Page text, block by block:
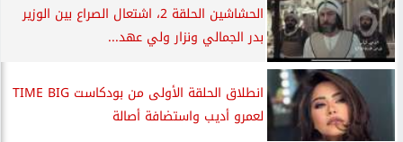
الحشاشين الحلقة 2، اشتعال الصراع بين الوزير
بدر الجمالي ونزار ولي عهد...
انطلاق الحلقة الأولى من بودكاست TIME BIG
لعمرو أديب واستضافة أصالة